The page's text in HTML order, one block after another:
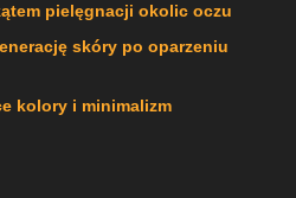
pielęgnacji okolic oczu
skóry po oparzeniu
kolory i minimalizm